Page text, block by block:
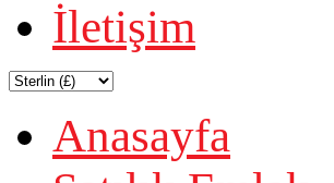
İletişim
Anasayfa